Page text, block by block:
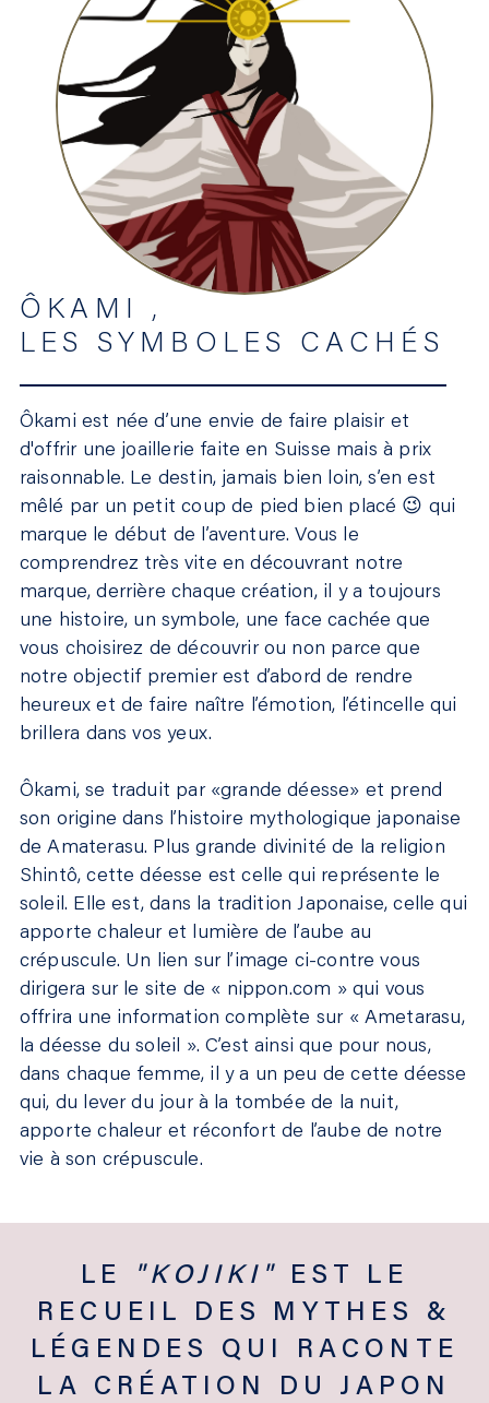
ÔKAMI ,
LES SYMBOLES CACHÉS
Ôkami est née d’une envie de faire plaisir et
d'offrir une joaillerie faite en Suisse mais à prix
raisonnable. Le destin, jamais bien loin, s’en est
mêlé par un petit coup de pied bien placé 😉 qui
marque le début de l’aventure. Vous le
comprendrez très vite en découvrant notre
marque, derrière chaque création, il y a toujours
une histoire, un symbole, une face cachée que
vous choisirez de découvrir ou non parce que
notre objectif premier est d’abord de rendre
heureux et de faire naître l’émotion, l’étincelle qui
brillera dans vos yeux.
Ôkami, se traduit par «grande déesse» et prend
son origine dans l’histoire mythologique japonaise
de Amaterasu. Plus grande divinité de la religion
Shintô, cette déesse est celle qui représente le
soleil. Elle est, dans la tradition Japonaise, celle qui
apporte chaleur et lumière de l’aube au
crépuscule. Un lien sur l’image ci-contre vous
dirigera sur le site de « nippon.com » qui vous
offrira une information complète sur « Ametarasu,
la déesse du soleil ». C’est ainsi que pour nous,
dans chaque femme, il y a un peu de cette déesse
qui, du lever du jour à la tombée de la nuit,
apporte chaleur et réconfort de l’aube de notre
vie à son crépuscule.
LE "KOJIKI"
EST LE
RECUEIL DES MYTHES &
LÉGENDES QUI RACONTE
LA CRÉATION DU JAPON